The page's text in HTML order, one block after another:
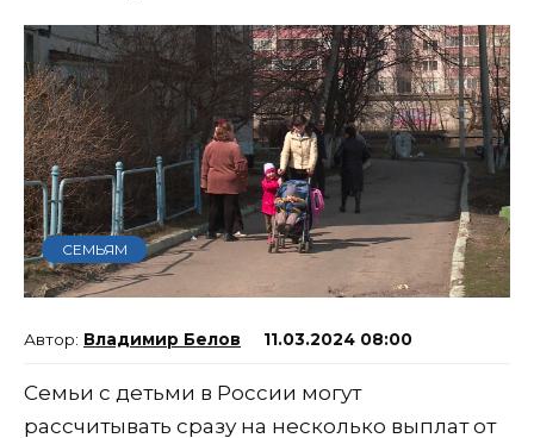
СЕМЬЯМ
Владимир Белов 11.03.2024 08:00
Семьи с детьми в России могут
рассчитывать сразу на несколько выплат от